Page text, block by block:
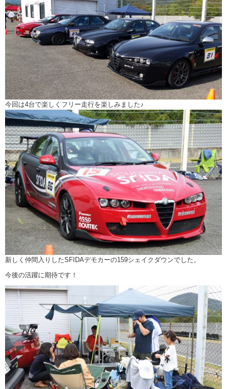
今回は4台で楽しくフリー走行を楽しみました♪
新しく仲間入りしたSFIDAデモカーの159シェイクダウンでした。
今後の活躍に期待です！